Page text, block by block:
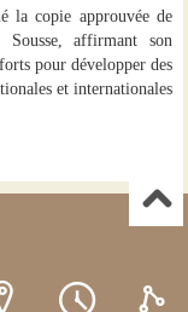
la copie approuvée de
affirmant son
pour développer des
et internationales.